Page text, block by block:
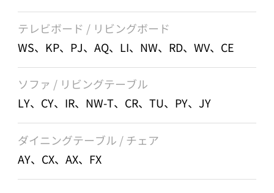
テレビボード / リビングボード
WS、KP、PJ、AQ、LI、NW、RD、WV、CE
ソファ / リビングテーブル
LY、CY、IR、NW-T、CR、TU、PY、JY
ダイニングテーブル / チェア
AY、CX、AX、FX